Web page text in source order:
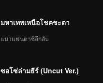
LYU | Focus Cam สเตจ
แรก CHUANG ASIA S2
THI-O | Focus Cam ส
มหาเทพเหนือโชคชะตา
แนวแฟนตาซีลึกลับ
ซอโซ่ล่ามธีร์ (Uncut Ver.)